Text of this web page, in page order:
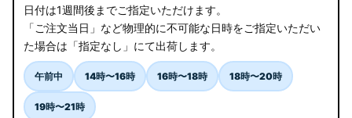
日付は1週間後までご指定いただけます。
「ご注文当日」など物理的に不可能な日時をご指定いただい
た場合は「指定なし」にて出荷します。
午前中 14時〜16時 16時〜18時 18時〜20時
19時〜21時